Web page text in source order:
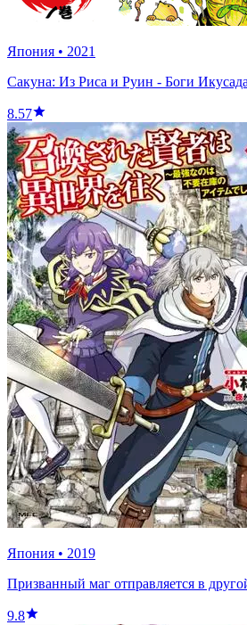
Япония • 2021
Сакуна: Из Риса и Руин - Боги
8.57
Япония • 2019
Призванный маг отправляется в
9.8